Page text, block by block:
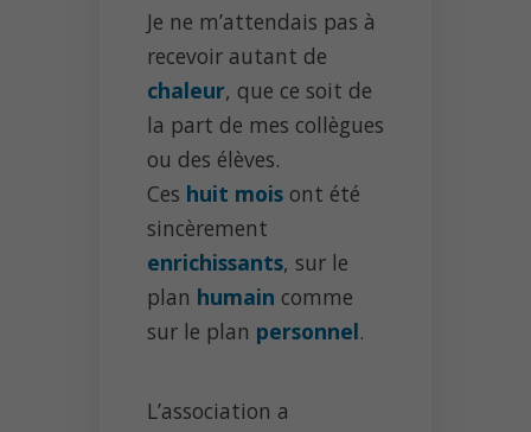
Je ne m’attendais pas à
recevoir autant de
chaleur, que ce soit de
la part de mes collègues
ou des élèves.
Ces huit mois ont été
sincèrement
enrichissants, sur le
plan humain comme
sur le plan personnel.
L’association a